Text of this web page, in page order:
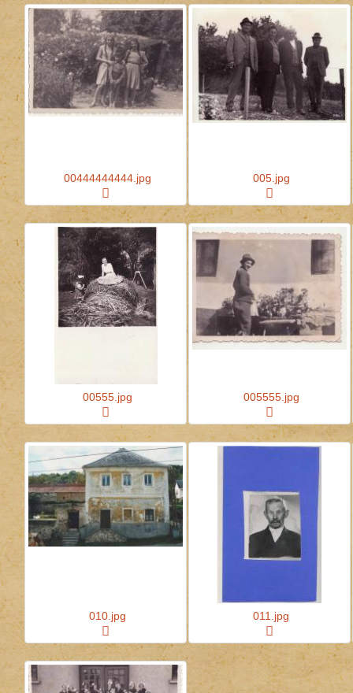
00444444444.jpg 005.jpg
00555.jpg 005555.jpg
010.jpg 011.jpg